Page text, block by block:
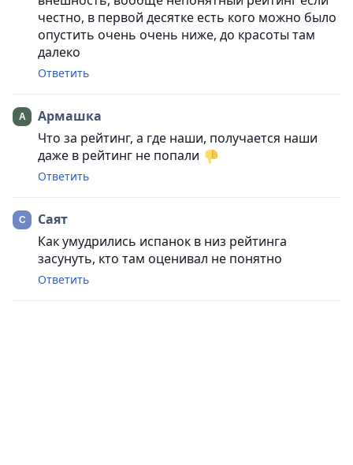
честно, в первой десятке есть кого можно было
опустить очень очень ниже, до красоты там
далеко
Ответить
Армашка
Что за рейтинг, а где наши, получается наши
даже в рейтинг не попали
Ответить
Саят
Как умудрились испанок в низ рейтинга
засунуть, кто там оценивал не понятно
Ответить